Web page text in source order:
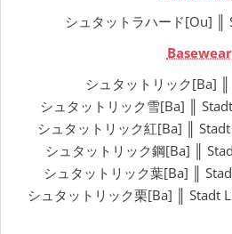
シュタットラハード[Ou] ║
Basewear
シュタットリック[Ba]
シュタットリック雪[Ba] ║
シュタットリック紅[Ba] ║
シュタットリック鋼[Ba] ║
シュタットリック葉[Ba] ║
シュタットリック栗[Ba] ║ Stadt